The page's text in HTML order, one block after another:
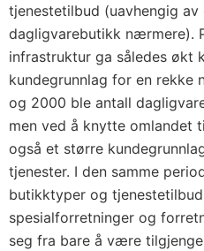
tjenestetilbud (uavhengig
dagligvarebutikk nærmere).
infrastruktur ga således økt
kundegrunnlag for en rekke
og 2000 ble antall
men ved å knytte omlandet
også et større
tjenester. I den samme
butikktyper og
spesialforretninger og
seg fra bare å være